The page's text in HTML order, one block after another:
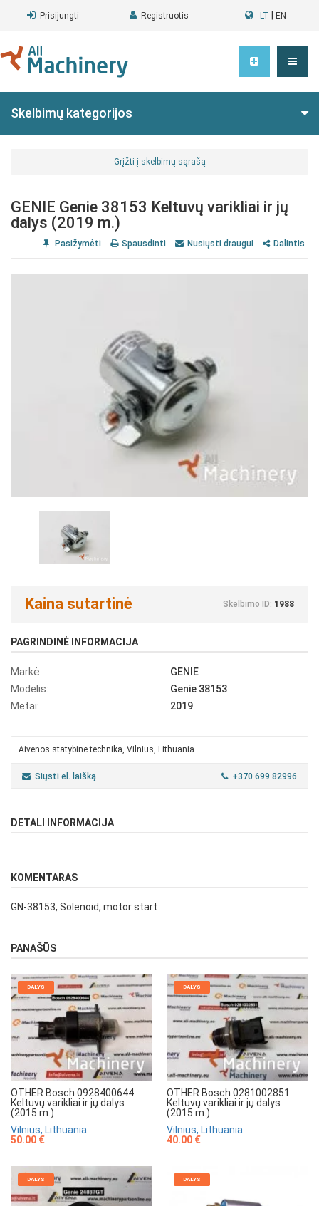
Prisijungti Registruotis LT EN
Skelbimų kategorijos
Grįžti į skelbimų sąrašą
GENIE Genie 38153 Keltuvų varikliai ir jų
dalys (2019 m.)
Pasižymėti Spausdinti Nusiųsti draugui Dalintis
Kaina sutartinė Skelbimo ID: 1988
PAGRINDINĖ INFORMACIJA
Markė:
GENIE
Modelis:
Genie 38153
Metai:
2019
Aivenos statybine technika, Vilnius, Lithuania
Siųsti el. laišką +370 699 82996
DETALI INFORMACIJA
KOMENTARAS
GN-38153, Solenoid, motor start
PANAŠŪS
DALYS
OTHER Bosch 0928400644
Keltuvų varikliai ir jų dalys
(2015 m.)
Vilnius, Lithuania
50.00 €
DALYS
OTHER Bosch 0281002851
Keltuvų varikliai ir jų dalys
(2015 m.)
Vilnius, Lithuania
40.00 €
DALYS DALYS